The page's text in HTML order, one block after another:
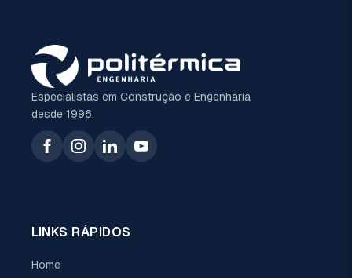
Especialistas em Construção e Engenharia
desde 1996.
LINKS RÁPIDOS
Home